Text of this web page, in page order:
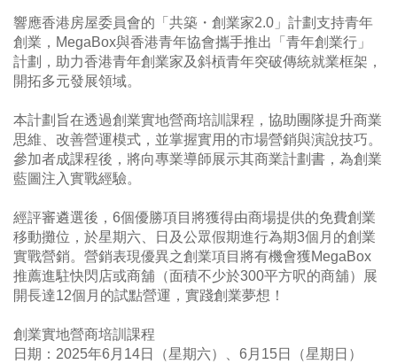
響應香港房屋委員會的「共築・創業家2.0」計劃支持青年
創業，MegaBox與香港青年協會攜手推出「青年創業行」
計劃，助力香港青年創業家及斜槓青年突破傳統就業框架，
開拓多元發展領域。
本計劃旨在透過創業實地營商培訓課程，協助團隊提升商業
思維、改善營運模式，並掌握實用的市場營銷與演說技巧。
參加者成課程後，將向專業導師展示其商業計劃書，為創業
藍圖注入實戰經驗。
經評審遴選後，6個優勝項目將獲得由商場提供的免費創業
移動攤位，於星期六、日及公眾假期進行為期3個月的創業
實戰營銷。營銷表現優異之創業項目將有機會獲MegaBox
推薦進駐快閃店或商舖（面積不少於300平方呎的商舖）展
開長達12個月的試點營運，實踐創業夢想！
創業實地營商培訓課程
日期：2025年6月14日（星期六）、6月15日（星期日）